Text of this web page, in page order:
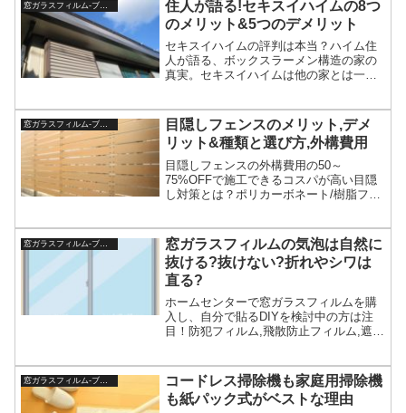
い。
住人が語る!セキスイハイムの8つ
のメリット&5つのデメリット
セキスイハイムの評判は本当？ハイム住
人が語る、ボックスラーメン構造の家の
真実。セキスイハイムは他の家とは一線
現場で組み立てる家は地震災害に強くメ
ンテナンスが楽。
窓ガラスフィルム-ブログ
目隠しフェンスのメリット,デメ
リット&種類と選び方,外構費用
目隠しフェンスの外構費用の50～
75%OFFで施工できるコスパが高い目隠
し対策とは？ポリカーボネート/樹脂フェ
要。後悔しない素材,デザイン,外構費用と
最新の目隠し対策。
窓ガラスフィルムの気泡は自然に
抜ける?抜けない?折れやシワは
直る?
ホームセンターで窓ガラスフィルムを購
入し、自分で貼るDIYを検討中の方は注
目！防犯フィルム,飛散防止フィルム,遮光
水泡,シワ,折れが残ると直すことが不可能
です。
コードレス掃除機も家庭用掃除機
も紙パック式がベストな理由